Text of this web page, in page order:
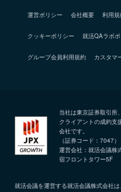
運営ポリシー 会社概要 利用
クッキーポリシー 就活QAラボ
グループ会員利用規約 カスタマ
当社は東京証券取引所
クライアントの成約支
会社です。
（証券コード：7047）
運営会社：就活会議株
宿フロントタワー5F
就活会議を運営する就活会議株式会社